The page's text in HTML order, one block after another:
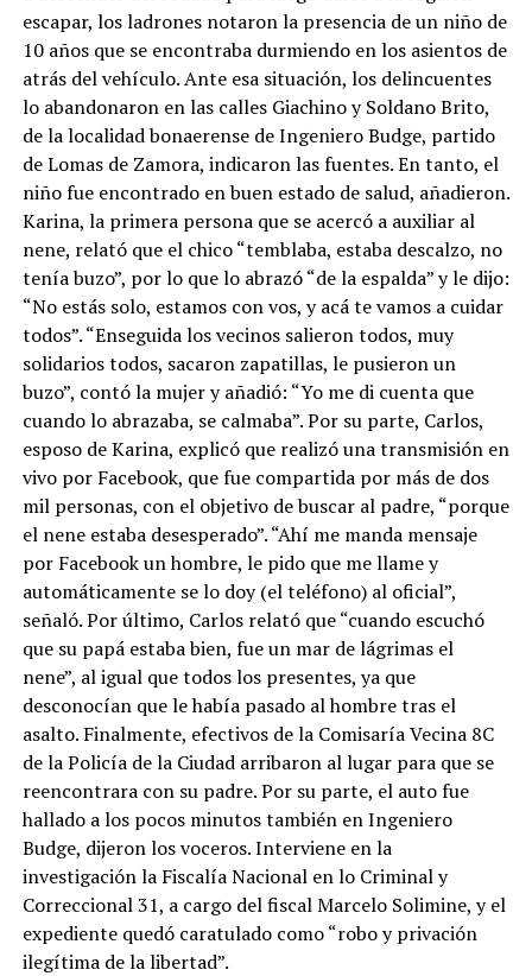
escapar, los ladrones notaron la presencia de un niño de
10 años que se encontraba durmiendo en los asientos de
atrás del vehículo. Ante esa situación, los delincuentes
lo abandonaron en las calles Giachino y Soldano Brito,
de la localidad bonaerense de Ingeniero Budge, partido
de Lomas de Zamora, indicaron las fuentes. En tanto, el
niño fue encontrado en buen estado de salud, añadieron.
Karina, la primera persona que se acercó a auxiliar al
nene, relató que el chico “temblaba, estaba descalzo, no
tenía buzo”, por lo que lo abrazó “de la espalda” y le dijo:
“No estás solo, estamos con vos, y acá te vamos a cuidar
todos”. “Enseguida los vecinos salieron todos, muy
solidarios todos, sacaron zapatillas, le pusieron un
buzo”, contó la mujer y añadió: “Yo me di cuenta que
cuando lo abrazaba, se calmaba”. Por su parte, Carlos,
esposo de Karina, explicó que realizó una transmisión en
vivo por Facebook, que fue compartida por más de dos
mil personas, con el objetivo de buscar al padre, “porque
el nene estaba desesperado”. “Ahí me manda mensaje
por Facebook un hombre, le pido que me llame y
automáticamente se lo doy (el teléfono) al oficial”,
señaló. Por último, Carlos relató que “cuando escuchó
que su papá estaba bien, fue un mar de lágrimas el
nene”, al igual que todos los presentes, ya que
desconocían que le había pasado al hombre tras el
asalto. Finalmente, efectivos de la Comisaría Vecina 8C
de la Policía de la Ciudad arribaron al lugar para que se
reencontrara con su padre. Por su parte, el auto fue
hallado a los pocos minutos también en Ingeniero
Budge, dijeron los voceros. Interviene en la
investigación la Fiscalía Nacional en lo Criminal y
Correccional 31, a cargo del fiscal Marcelo Solimine, y el
expediente quedó caratulado como “robo y privación
ilegítima de la libertad”.